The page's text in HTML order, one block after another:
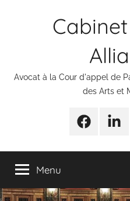
Avocat à la Cour d'appel de
des Arts et
Urgences
Menu